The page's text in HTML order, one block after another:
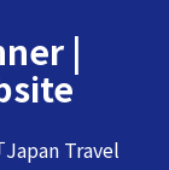
|
Travel